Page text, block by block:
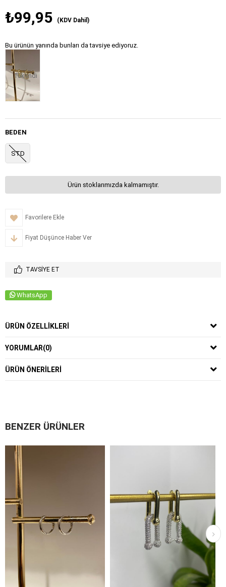
₺99,95 (KDV Dahil)
Bu ürünün yanında bunları da tavsiye ediyoruz.
Tükendi
BEDEN
STD
Ürün stoklarımızda kalmamıştır.
Favorilere Ekle
Fiyat Düşünce Haber Ver
TAVSIYE ET
WhatsApp
ÜRÜN ÖZELLIKLERI
YORUMLAR(0)
ÜRÜN ÖNERILERI
BENZER ÜRÜNLER